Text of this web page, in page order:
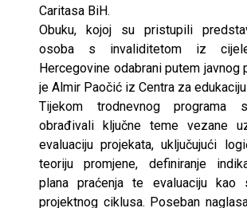
Caritasa BiH.
Obuku, kojoj su pristupili
osoba s invaliditetom iz
Hercegovine odabrani putem javnog
je Almir Paočić iz Centra za
Tijekom trodnevnog programa
obrađivali ključne teme vezane
evaluaciju projekata, uključujući
teoriju promjene, definiranje
plana praćenja te evaluaciju kao
projektnog ciklusa. Poseban